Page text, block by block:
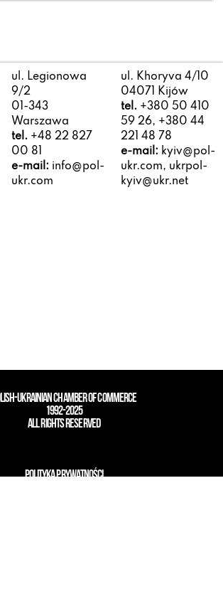
ul. Legionowa
9/2
01-343
Warszawa
tel. +48 22 827
00 81
e-mail: info@pol-
ukr.com
ul. Khoryva 4/10
04071 Kijów
tel. +380 50 410
59 26, +380 44
221 48 78
e-mail: kyiv@pol-
ukr.com, ukrpol-
kyiv@ukr.net
UKRAINIAN CHAMBER OF COMMERCE
1992-2025
ALL RIGHTS RESERVED
POLITYKA PRYWATNOŚCI